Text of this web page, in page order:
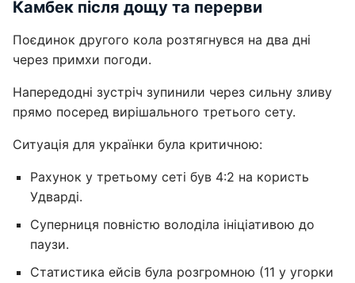
Камбек після дощу та перерви
Поєдинок другого кола розтягнувся на два дні
через примхи погоди.
Напередодні зустріч зупинили через сильну зливу
прямо посеред вирішального третього сету.
Ситуація для українки була критичною:
Рахунок у третьому сеті був 4:2 на користь
Удварді.
Суперниця повністю володіла ініціативою до
паузи.
Статистика ейсів була розгромною (11 у угорки